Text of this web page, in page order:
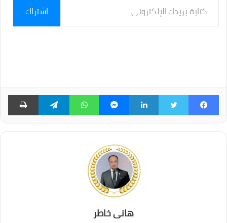
بريدك
الإلكتروني...
اشتراك
فيسبوك لينكدإن ماسنجر واتساب تيلقرام
هانى خاطر